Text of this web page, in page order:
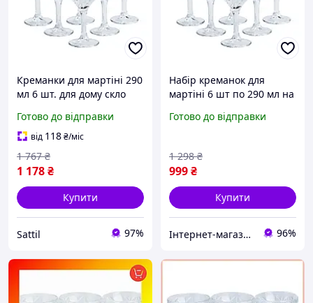
Креманки для мартіні 290
мл 6 шт. для дому скло
Готово до відправки
від 118₴/міс
1 178₴
1 767 ₴
Купити
Sattil 97%
Набір креманок для
мартіні 6 шт по 290 мл на
Доставка по Україні
Готово до відправки
999₴
1 298 ₴
Купити
Інтернет-магазин "Little Sam" 96%